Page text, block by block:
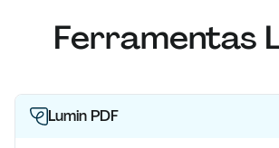
Ferramentas
Lumin PDF